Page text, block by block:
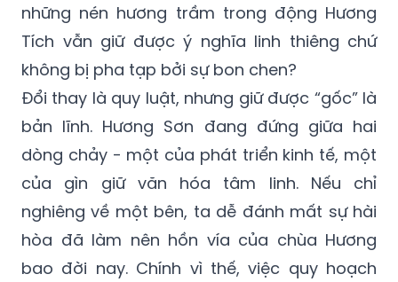
những nén hương trầm trong động Hương
Tích vẫn giữ được ý nghĩa linh thiêng chứ
không bị pha tạp bởi sự bon chen?
Đổi thay là quy luật, nhưng giữ được “gốc” là
bản lĩnh. Hương Sơn đang đứng giữa hai
dòng chảy - một của phát triển kinh tế, một
của gìn giữ văn hóa tâm linh. Nếu chỉ
nghiêng về một bên, ta dễ đánh mất sự hài
hòa đã làm nên hồn vía của chùa Hương
bao đời nay. Chính vì thế, việc quy hoạch